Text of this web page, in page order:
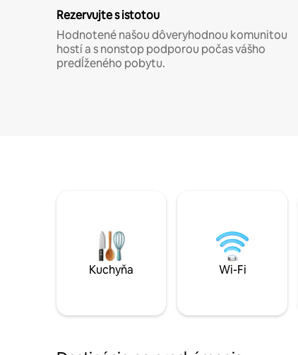
Rezervujte s istotou
Hodnotené našou dôveryhodnou komunitou
hostí a s nonstop podporou počas vášho
predĺženého pobytu.
Kuchyňa Wi-Fi